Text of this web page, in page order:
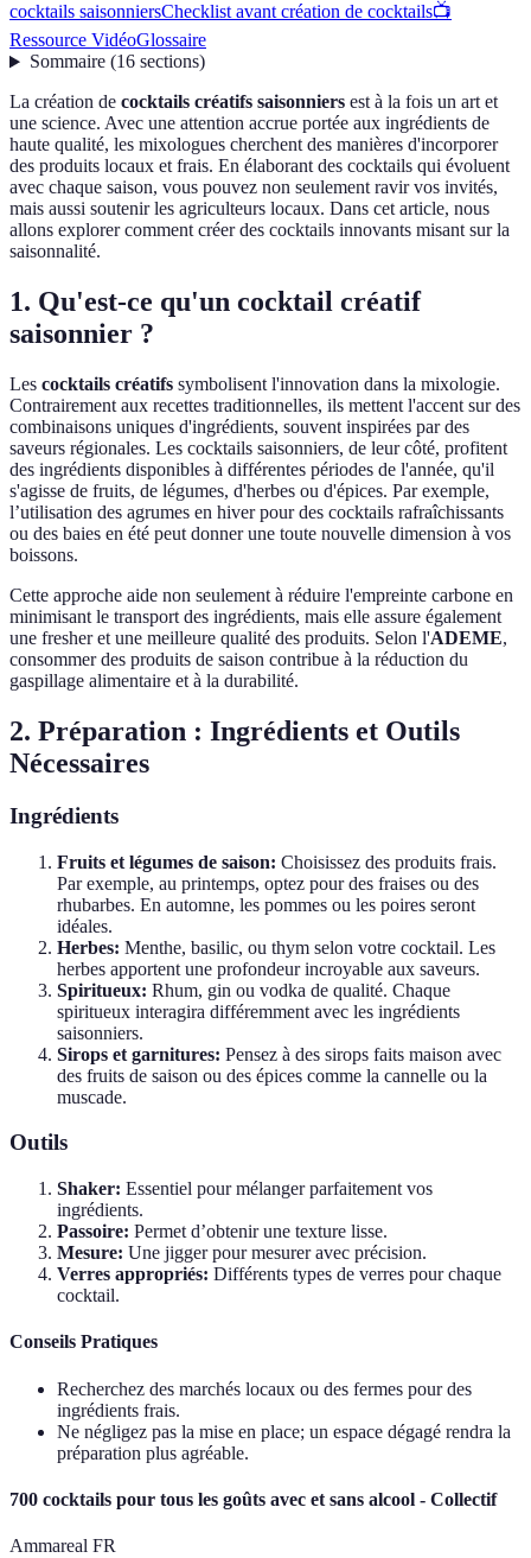
cocktails saisonniersChecklist avant création de cocktails📺
Ressource VidéoGlossaire
Sommaire(16 sections)
La création de cocktails créatifs saisonniers est à la fois un art et
une science. Avec une attention accrue portée aux ingrédients de
haute qualité, les mixologues cherchent des manières d'incorporer
des produits locaux et frais. En élaborant des cocktails qui évoluent
avec chaque saison, vous pouvez non seulement ravir vos invités,
mais aussi soutenir les agriculteurs locaux. Dans cet article, nous
allons explorer comment créer des cocktails innovants misant sur la
saisonnalité.
1. Qu'est-ce qu'un cocktail créatif
saisonnier ?
Les cocktails créatifs symbolisent l'innovation dans la mixologie.
Contrairement aux recettes traditionnelles, ils mettent l'accent sur des
combinaisons uniques d'ingrédients, souvent inspirées par des
saveurs régionales. Les cocktails saisonniers, de leur côté, profitent
des ingrédients disponibles à différentes périodes de l'année, qu'il
s'agisse de fruits, de légumes, d'herbes ou d'épices. Par exemple,
l’utilisation des agrumes en hiver pour des cocktails rafraîchissants
ou des baies en été peut donner une toute nouvelle dimension à vos
boissons.
Cette approche aide non seulement à réduire l'empreinte carbone en
minimisant le transport des ingrédients, mais elle assure également
une fresher et une meilleure qualité des produits. Selon l'ADEME,
consommer des produits de saison contribue à la réduction du
gaspillage alimentaire et à la durabilité.
2. Préparation : Ingrédients et Outils
Nécessaires
Ingrédients
Fruits et légumes de saison: Choisissez des produits frais.
Par exemple, au printemps, optez pour des fraises ou des
rhubarbes. En automne, les pommes ou les poires seront
idéales.
Herbes: Menthe, basilic, ou thym selon votre cocktail. Les
herbes apportent une profondeur incroyable aux saveurs.
Spiritueux: Rhum, gin ou vodka de qualité. Chaque
spiritueux interagira différemment avec les ingrédients
saisonniers.
Sirops et garnitures: Pensez à des sirops faits maison avec
des fruits de saison ou des épices comme la cannelle ou la
muscade.
Outils
Shaker: Essentiel pour mélanger parfaitement vos
ingrédients.
Passoire: Permet d’obtenir une texture lisse.
Mesure: Une jigger pour mesurer avec précision.
Verres appropriés: Différents types de verres pour chaque
cocktail.
Conseils Pratiques
Recherchez des marchés locaux ou des fermes pour des
ingrédients frais.
Ne négligez pas la mise en place; un espace dégagé rendra la
préparation plus agréable.
700 cocktails pour tous les goûts avec et sans alcool - Collectif
Ammareal FR